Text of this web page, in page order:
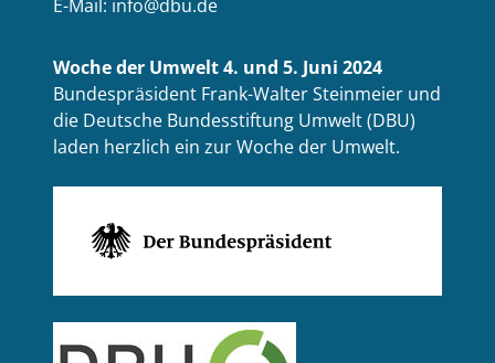
E-Mail: info@dbu.de
Woche der Umwelt 4. und 5. Juni 2024
Bundespräsident Frank-Walter Steinmeier und
die Deutsche Bundesstiftung Umwelt (DBU)
laden herzlich ein zur Woche der Umwelt.